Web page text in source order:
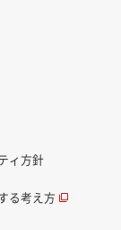
ィ方針
る考え方